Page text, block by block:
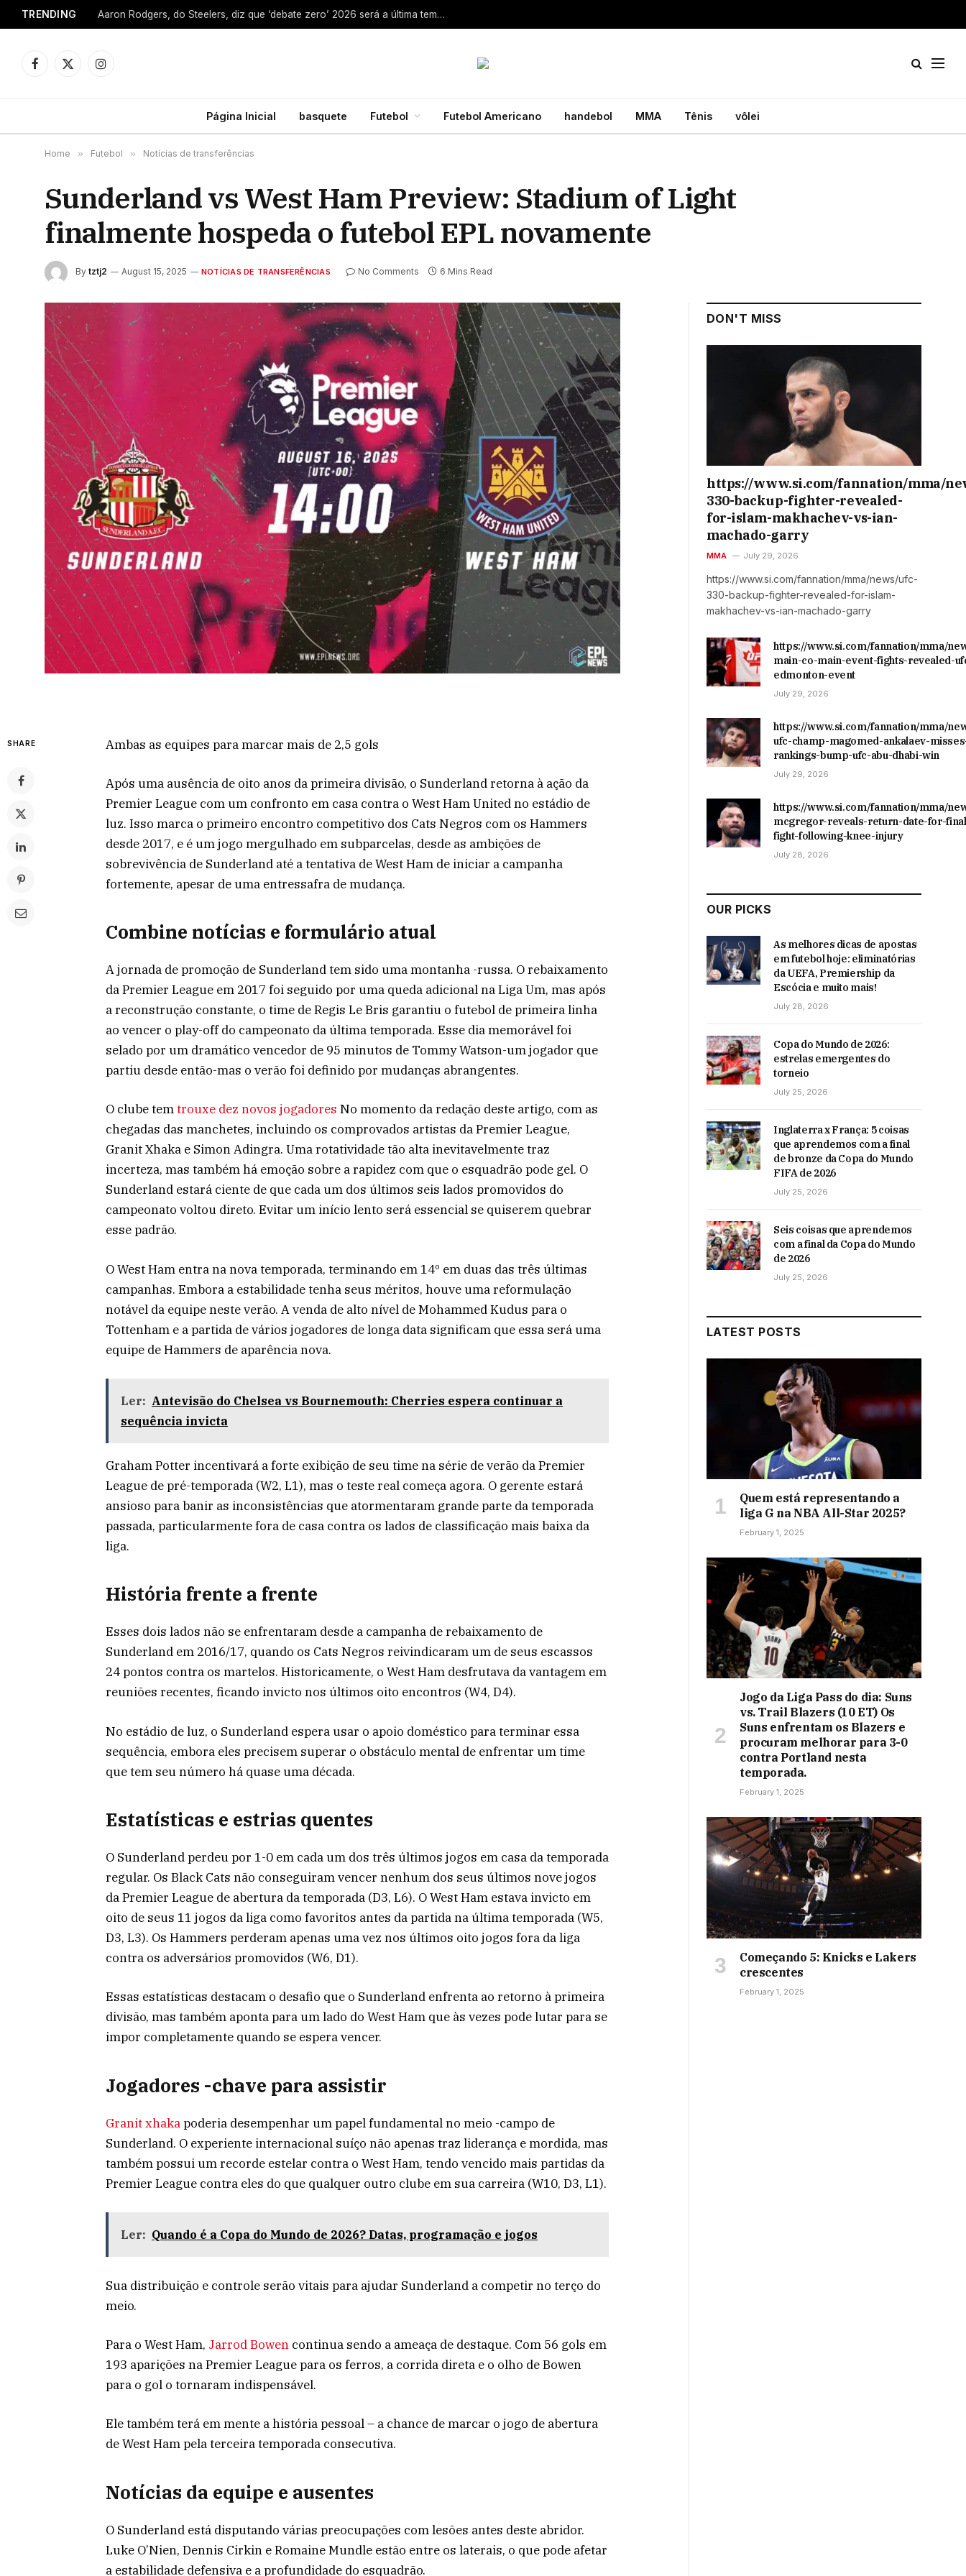
TRENDING Aaron Rodgers, do Steelers, diz que ‘debate zero’ 2026 será a última temporada da NFL 28 de julho de 2026
Facebook
X
Instagram
Página Inicial basquete Futebol Futebol Americano handebol MMA Tênis vôlei
Home » Futebol » Notícias de transferências
Sunderland vs West Ham Preview: Stadium of Light
finalmente hospeda o futebol EPL novamente
By tztj2 August 15, 2025 NOTÍCIAS DE TRANSFERÊNCIAS No Comments 6 Mins Read
SHARE Ambas as equipes para marcar mais de 2,5 gols
Após uma ausência de oito anos da primeira divisão, o Sunderland retorna à ação da
Premier League com um confronto em casa contra o West Ham United no estádio de
luz. Isso marca o primeiro encontro competitivo dos Cats Negros com os Hammers
desde 2017, e é um jogo mergulhado em subparcelas, desde as ambições de
sobrevivência de Sunderland até a tentativa de West Ham de iniciar a campanha
fortemente, apesar de uma entressafra de mudança.
Combine notícias e formulário atual
A jornada de promoção de Sunderland tem sido uma montanha -russa. O rebaixamento
da Premier League em 2017 foi seguido por uma queda adicional na Liga Um, mas após
a reconstrução constante, o time de Regis Le Bris garantiu o futebol de primeira linha
ao vencer o play-off do campeonato da última temporada. Esse dia memorável foi
selado por um dramático vencedor de 95 minutos de Tommy Watson-um jogador que
partiu desde então-mas o verão foi definido por mudanças abrangentes.
O clube temtrouxe dez novos jogadores No momento da redação deste artigo, com as
chegadas das manchetes, incluindo os comprovados artistas da Premier League,
Granit Xhaka e Simon Adingra. Uma rotatividade tão alta inevitavelmente traz
incerteza, mas também há emoção sobre a rapidez com que o esquadrão pode gel. O
Sunderland estará ciente de que cada um dos últimos seis lados promovidos do
campeonato voltou direto. Evitar um início lento será essencial se quiserem quebrar
esse padrão.
O West Ham entra na nova temporada, terminando em 14º em duas das três últimas
campanhas. Embora a estabilidade tenha seus méritos, houve uma reformulação
notável da equipe neste verão. A venda de alto nível de Mohammed Kudus para o
Tottenham e a partida de vários jogadores de longa data significam que essa será uma
equipe de Hammers de aparência nova.
Ler: Antevisão do Chelsea vs Bournemouth: Cherries espera continuar a
sequência invicta
Graham Potter incentivará a forte exibição de seu time na série de verão da Premier
League de pré-temporada (W2, L1), mas o teste real começa agora. O gerente estará
ansioso para banir as inconsistências que atormentaram grande parte da temporada
passada, particularmente fora de casa contra os lados de classificação mais baixa da
liga.
História frente a frente
Esses dois lados não se enfrentaram desde a campanha de rebaixamento de
Sunderland em 2016/17, quando os Cats Negros reivindicaram um de seus escassos
24 pontos contra os martelos. Historicamente, o West Ham desfrutava da vantagem em
reuniões recentes, ficando invicto nos últimos oito encontros (W4, D4).
No estádio de luz, o Sunderland espera usar o apoio doméstico para terminar essa
sequência, embora eles precisem superar o obstáculo mental de enfrentar um time
que tem seu número há quase uma década.
Estatísticas e estrias quentes
O Sunderland perdeu por 1-0 em cada um dos três últimos jogos em casa da temporada
regular. Os Black Cats não conseguiram vencer nenhum dos seus últimos nove jogos
da Premier League de abertura da temporada (D3, L6). O West Ham estava invicto em
oito de seus 11 jogos da liga como favoritos antes da partida na última temporada (W5,
D3, L3). Os Hammers perderam apenas uma vez nos últimos oito jogos fora da liga
contra os adversários promovidos (W6, D1).
Essas estatísticas destacam o desafio que o Sunderland enfrenta ao retorno à primeira
divisão, mas também aponta para um lado do West Ham que às vezes pode lutar para se
impor completamente quando se espera vencer.
Jogadores -chave para assistir
Granit xhakapoderia desempenhar um papel fundamental no meio -campo de
Sunderland. O experiente internacional suíço não apenas traz liderança e mordida, mas
também possui um recorde estelar contra o West Ham, tendo vencido mais partidas da
Premier League contra eles do que qualquer outro clube em sua carreira (W10, D3, L1).
Ler: Quando é a Copa do Mundo de 2026? Datas, programação e jogos
Sua distribuição e controle serão vitais para ajudar Sunderland a competir no terço do
meio.
Para o West Ham, Jarrod Bowen continua sendo a ameaça de destaque. Com 56 gols em
193 aparições na Premier League para os ferros, a corrida direta e o olho de Bowen
para o gol o tornaram indispensável.
Ele também terá em mente a história pessoal – a chance de marcar o jogo de abertura
de West Ham pela terceira temporada consecutiva.
Notícias da equipe e ausentes
O Sunderland está disputando várias preocupações com lesões antes deste abridor.
Luke O’Nien, Dennis Cirkin e Romaine Mundle estão entre os laterais, o que pode afetar
a estabilidade defensiva e a profundidade do esquadrão.
DON'T MISS
https://www.si.com/fannation/mma/
330-backup-fighter-revealed-
for-islam-makhachev-vs-ian-
machado-garry
MMA July 29, 2026
https://www.si.com/fannation/mma/news/ufc-
330-backup-fighter-revealed-for-islam-
makhachev-vs-ian-machado-garry
https://www.si.com/fannation/mma/
main-co-main-event-fights-revealed-
edmonton-event
July 29, 2026
https://www.si.com/fannation/mma/
ufc-champ-magomed-ankalaev-
rankings-bump-ufc-abu-dhabi-win
July 29, 2026
https://www.si.com/fannation/mma/
mcgregor-reveals-return-date-for-
fight-following-knee-injury
July 28, 2026
OUR PICKS
As melhores dicas de apostas
em futebol hoje: eliminatórias
da UEFA, Premiership da
Escócia e muito mais!
July 28, 2026
Copa do Mundo de 2026:
estrelas emergentes do
torneio
July 25, 2026
Inglaterra x França: 5 coisas
que aprendemos com a final
de bronze da Copa do Mundo
FIFA de 2026
July 25, 2026
Seis coisas que aprendemos
com a final da Copa do Mundo
de 2026
July 25, 2026
LATEST POSTS
Quem está representando a
liga G na NBA All-Star 2025?
February 1, 2025
Jogo da Liga Pass do dia: Suns
vs. Trail Blazers (10 ET) Os
Suns enfrentam os Blazers e
procuram melhorar para 3-0
contra Portland nesta
temporada.
February 1, 2025
Começando 5: Knicks e Lakers
crescentes
February 1, 2025